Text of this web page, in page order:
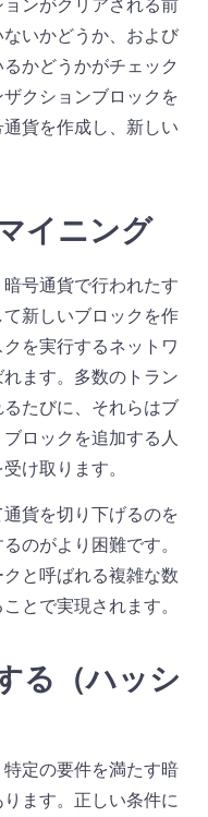
ンがクリアされる前
いかどうか、および
かどうかがチェック
クションブロックを
貨を作成し、新しい
イニング
号通貨で行われたす
新しいブロックを作
を実行するネットワ
ます。多数のトラン
たびに、それらはブ
ロックを追加する人
け取ります。
貨を切り下げるのを
のがより困難です。
と呼ばれる複雑な数
とで実現されます。
る（ハッシ
定の要件を満たす暗
ます。正しい条件に